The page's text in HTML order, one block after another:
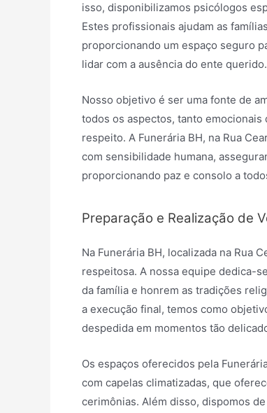
isso, disponibilizamos psicólogos
Estes profissionais ajudam as
proporcionando um espaço seguro
lidar com a ausência do ente querido.
Nosso objetivo é ser uma fonte de
todos os aspectos, tanto
respeito. A Funerária BH, na Rua
com sensibilidade humana,
proporcionando paz e consolo a
Preparação e Realização de
Na Funerária BH, localizada na Rua
respeitosa. A nossa equipe dedica-
da família e honrem as tradições
a execução final, temos como
despedida em momentos tão
Os espaços oferecidos pela
com capelas climatizadas, que
cerimônias. Além disso, dispomos